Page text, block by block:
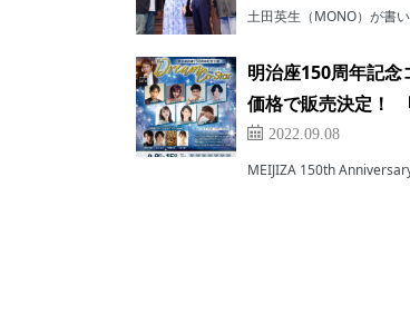
土田英生（MONO）が書
明治座150周年記
価格で販売決定！
2022.09.08
MEIJIZA 150th